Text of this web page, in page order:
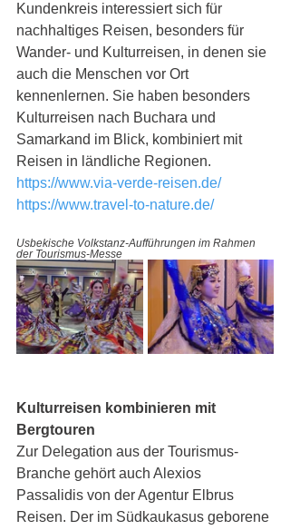
Kundenkreis interessiert sich für
nachhaltiges Reisen, besonders für
Wander- und Kulturreisen, in denen sie
auch die Menschen vor Ort
kennenlernen. Sie haben besonders
Kulturreisen nach Buchara und
Samarkand im Blick, kombiniert mit
Reisen in ländliche Regionen.
https://www.via-verde-reisen.de/
https://www.travel-to-nature.de/
Usbekische Volkstanz-Aufführungen im Rahmen
der Tourismus-Messe
Kulturreisen kombinieren mit
Bergtouren
Zur Delegation aus der Tourismus-
Branche gehört auch Alexios
Passalidis von der Agentur Elbrus
Reisen. Der im Südkaukasus geborene